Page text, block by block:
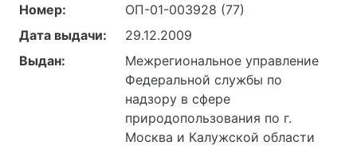
Номер:
ОП-01-003928 (77)
Дата выдачи:
29.12.2009
Выдан:
Межрегиональное управление
Федеральной службы по
надзору в сфере
природопользования по г.
Москва и Калужской области